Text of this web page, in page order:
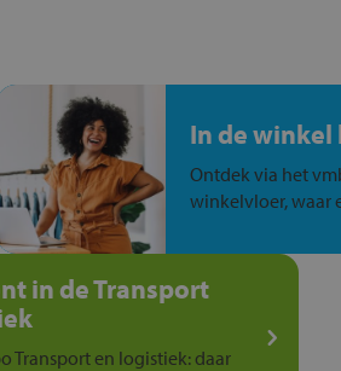
In de winkel
Ontdek via het
winkelvloer, waar
in de Transport
Transport en logistiek: daar